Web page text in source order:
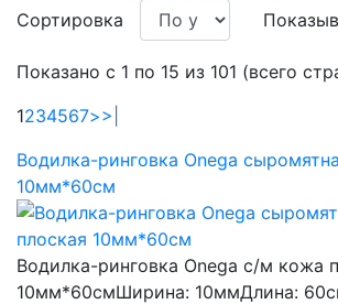
Сортировка
Показано с 1 по 15 из 101 (всего
1234567>>|
Водилка-ринговка Onega
10мм*60см
Водилка-ринговка Onega с/м кожа
10мм*60смШирина: 10ммДлина: